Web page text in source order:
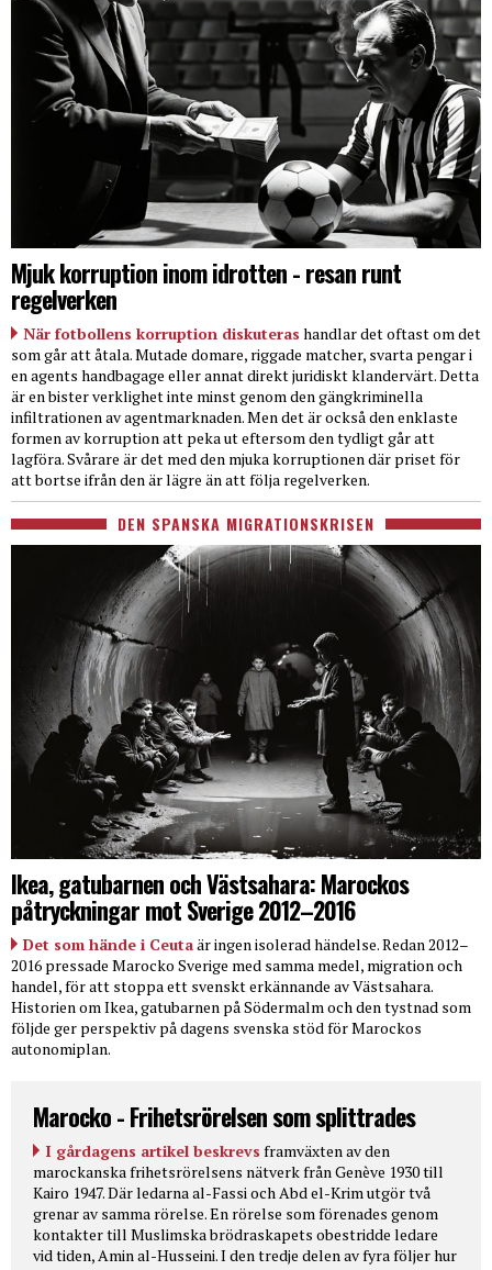
Mjuk korruption inom idrotten - resan runt
regelverken
När fotbollens korruption diskuteras handlar det oftast om det
som går att åtala. Mutade domare, riggade matcher, svarta pengar i
en agents handbagage eller annat direkt juridiskt klandervärt. Detta
är en bister verklighet inte minst genom den gängkriminella
infiltrationen av agentmarknaden. Men det är också den enklaste
formen av korruption att peka ut eftersom den tydligt går att
lagföra. Svårare är det med den mjuka korruptionen där priset för
att bortse ifrån den är lägre än att följa regelverken.
DEN SPANSKA MIGRATIONSKRISEN
Ikea, gatubarnen och Västsahara: Marockos
påtryckningar mot Sverige 2012–2016
Det som hände i Ceutaär ingen isolerad händelse. Redan 2012–
2016 pressade Marocko Sverige med samma medel, migration och
handel, för att stoppa ett svenskt erkännande av Västsahara.
Historien om Ikea, gatubarnen på Södermalm och den tystnad som
följde ger perspektiv på dagens svenska stöd för Marockos
autonomiplan.
Marocko - Frihetsrörelsen som splittrades
I gårdagens artikel beskrevs framväxten av den
marockanska frihetsrörelsens nätverk från Genève 1930 till
Kairo 1947. Där ledarna al-Fassi och Abd el-Krim utgör två
grenar av samma rörelse. En rörelse som förenades genom
kontakter till Muslimska brödraskapets obestridde ledare
vid tiden, Amin al-Husseini. I den tredje delen av fyra följer hur